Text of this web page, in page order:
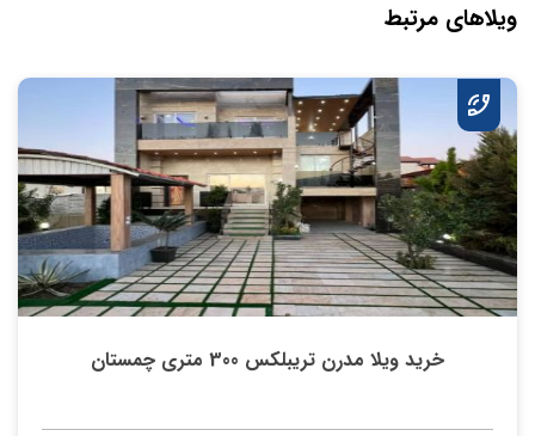
ویلاهای مرتبط
خرید ویلا مدرن تریبلکس 300 متری چمستان